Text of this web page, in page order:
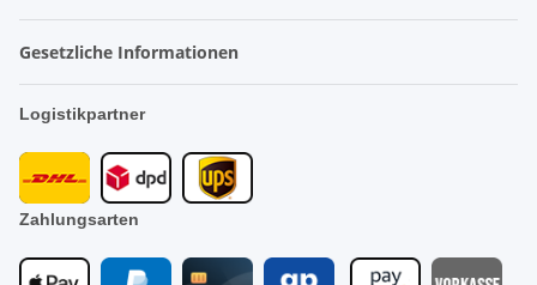
Gesetzliche Informationen
Logistikpartner
Zahlungsarten